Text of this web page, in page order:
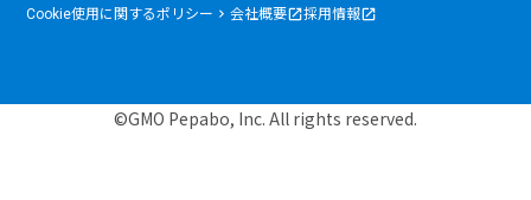
Cookie使用に関するポリシー
会社概要 採用情報
©GMO Pepabo, Inc. All rights reserved.